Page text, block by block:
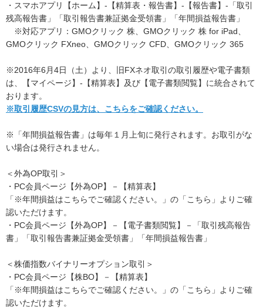
・スマホアプリ【ホーム】-【精算表・報告書】-【報告書】-「取引
残高報告書」「取引報告書兼証拠金受領書」「年間損益報告書」
※対応アプリ：GMOクリック 株、GMOクリック 株 for iPad、
GMOクリック FXneo、GMOクリック CFD、GMOクリック 365
※2016年6月4日（土）より、旧FXネオ取引の取引履歴や電子書類
は、【マイページ】-【精算表】及び【電子書類閲覧】に統合されて
おります。
※取引履歴CSVの見方は、こちらをご確認ください。
※「年間損益報告書」は毎年１月上旬に発行されます。お取引がな
い場合は発行されません。
＜外為OP取引＞
・PC会員ページ【外為OP】－【精算表】
「※年間損益はこちらでご確認ください。」の「こちら」よりご確
認いただけます。
・PC会員ページ【外為OP】－【電子書類閲覧】－「取引残高報告
書」「取引報告書兼証拠金受領書」「年間損益報告書」
＜株価指数バイナリーオプション取引＞
・PC会員ページ【株BO】－【精算表】
「※年間損益はこちらでご確認ください。」の「こちら」よりご確
認いただけます。